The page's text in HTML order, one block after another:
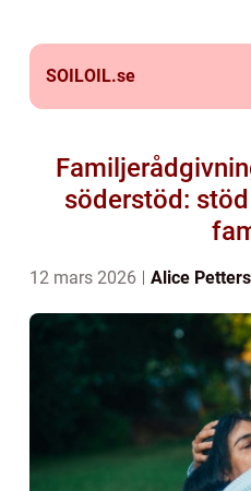
SOILOIL.se
söderstöd:
12 mars 2026 Alice